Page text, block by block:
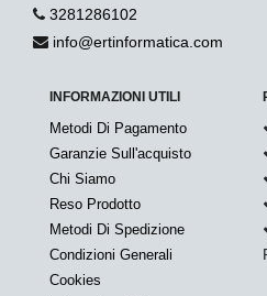
3281286102
info@ertinformatica.com
INFORMAZIONI UTILI
Metodi Di Pagamento
Garanzie Sull'acquisto
Chi Siamo
Reso Prodotto
Metodi Di Spedizione
Condizioni Generali
Cookies